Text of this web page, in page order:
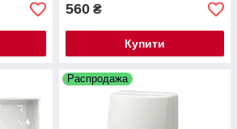
560 ₴
Купити
Распродажа